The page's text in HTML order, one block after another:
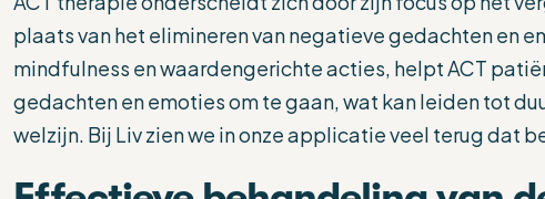
plaats van het elimineren van negatieve gedachten en
mindfulness en waardengerichte acties, helpt ACT
gedachten en emoties om te gaan, wat kan leiden tot
welzijn. Bij Liv zien we in onze applicatie veel terug dat